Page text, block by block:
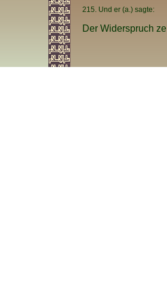
215. Und er (a.) sagte:
Der Widerspruch